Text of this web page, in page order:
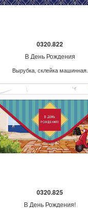
0320.822
В День Рождения
Вырубка, склейка машинная.
0320.825
В День Рождения!